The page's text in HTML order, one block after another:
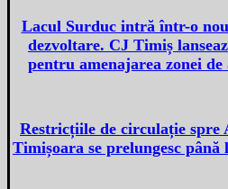
Lacul Surduc intră într-o
dezvoltare. CJ Timiș
pentru amenajarea zonei de
Restricțiile de circulație spre
Timișoara se prelungesc până